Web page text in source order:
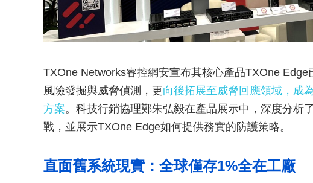
TXOne Networks睿控網安宣布其核心產品TXOne
風險發掘與威脅偵測，更向後拓展至威脅回應領域，成
方案。科技行銷協理鄭朱弘毅在產品展示中，深度分析
戰，並展示TXOne Edge如何提供務實的防護策略。
直面舊系統現實：全球僅存1%全在工廠